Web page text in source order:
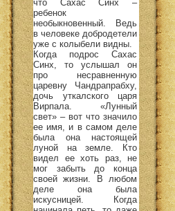
что Сахас Синх –
ребенок
необыкновенный. Ведь
в человеке добродетели
уже с колыбели видны.
Когда подрос Сахас
Синх, то услышал он
про несравненную
царевну Чандрапрабху,
дочь уткалского царя
Вирпала. «Лунный
свет» – вот что значило
ее имя, и в самом деле
была она настоящей
луной на земле. Кто
видел ее хоть раз, не
мог забыть до конца
своей жизни. В любом
деле она была
искусницей. Когда